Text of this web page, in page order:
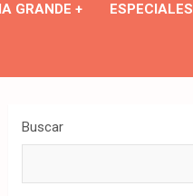
GRANDE + ESPECIALES
Buscar